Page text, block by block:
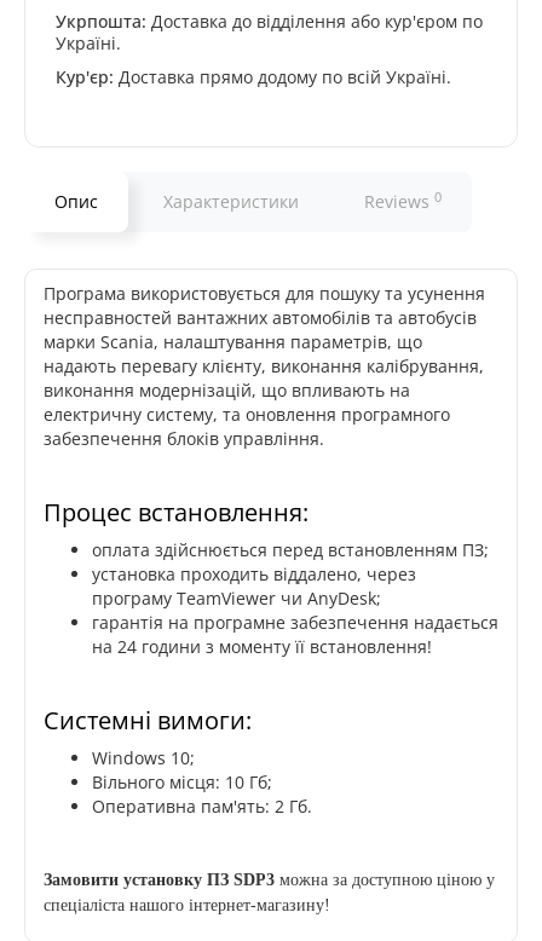
Укрпошта: Доставка до відділення або кур'єром по
Україні.
Кур'єр: Доставка прямо додому по всій Україні.
Опис Характеристики Reviews 0
Програма використовується для пошуку та усунення
несправностей вантажних автомобілів та автобусів
марки Scania, налаштування параметрів, що
надають перевагу клієнту, виконання калібрування,
виконання модернізацій, що впливають на
електричну систему, та оновлення програмного
забезпечення блоків управління.
Процес встановлення:
оплата здійснюється перед встановленням ПЗ;
установка проходить віддалено, через
програму TeamViewer чи AnyDesk;
гарантія на програмне забезпечення надається
на 24 години з моменту її встановлення!
Системні вимоги:
Windows 10;
Вільного місця: 10 Гб;
Оперативна пам'ять: 2 Гб.
Замовити установку ПЗ SDP3 можна за доступною ціною у
спеціаліста нашого інтернет-магазину!